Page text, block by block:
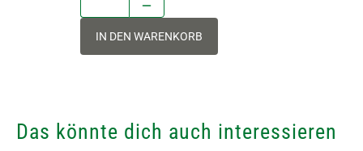
IN DEN WARENKORB
Das könnte dich auch interessieren